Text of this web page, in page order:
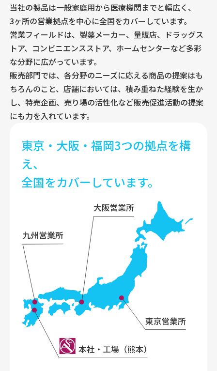
当社の製品は一般家庭用から医療機関までと幅広く、
3ヶ所の営業拠点を中心に全国をカバーしています。
営業フィールドは、製薬メーカー、量販店、ドラッグス
トア、コンビニエンスストア、ホームセンターなど多彩
な分野に広がっています。
販売部門では、各分野のニーズに応える商品の提案はも
ちろんのこと、店舗においては、積み重ねた経験を生か
し、特売企画、売り場の活性化など販売促進活動の提案
にも力を入れています。
東京・大阪・福岡3つの拠点を構
え、
全国をカバーしています。